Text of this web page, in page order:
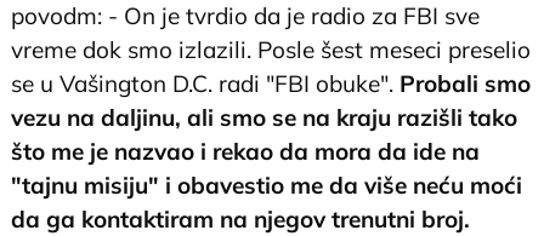
povodm: - On je tvrdio da je radio za FBI sve
vreme dok smo izlazili. Posle šest meseci preselio
se u Vašington D.C. radi "FBI obuke". Probali smo
vezu na daljinu, ali smo se na kraju razišli tako
što me je nazvao i rekao da mora da ide na
"tajnu misiju" i obavestio me da više neću moći
da ga kontaktiram na njegov trenutni broj.